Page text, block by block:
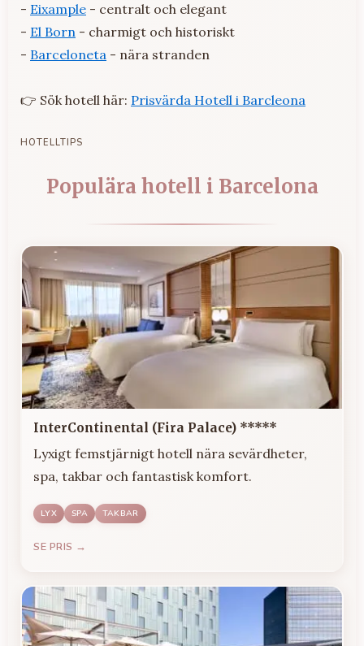
- Eixample - centralt och elegant
- El Born - charmigt och historiskt
- Barceloneta - nära stranden
👉 Sök hotell här: Prisvärda Hotell i Barcleona
HOTELLTIPS
Populära hotell i Barcelona
InterContinental (Fira Palace) *****
Lyxigt femstjärnigt hotell nära sevärdheter,
spa, takbar och fantastisk komfort.
LYX SPA TAKBAR
SE PRIS →